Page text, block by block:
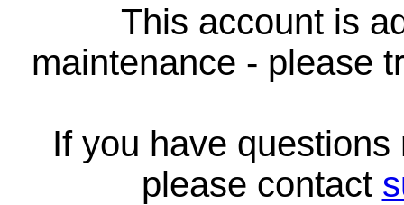
This account is
maintenance - please
If you have
please contact